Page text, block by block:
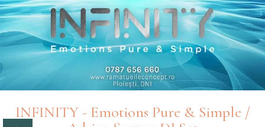
INFINITY - Emotions Pure & Simple /